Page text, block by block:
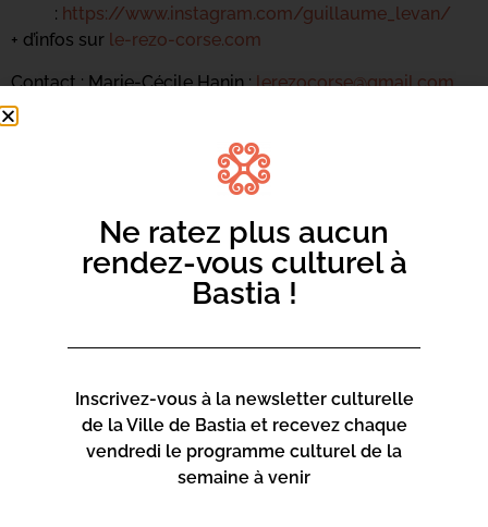
: https://www.instagram.com/guillaume_levan/
+ d’infos sur le-rezo-corse.com
Contact : Marie-Cécile Hanin :lerezocorse@gmail.com
Ne ratez plus aucun
rendez-vous culturel à
Bastia !
Inscrivez-vous à la newsletter culturelle
de la Ville de Bastia et recevez chaque
vendredi le programme culturel de la
semaine à venir